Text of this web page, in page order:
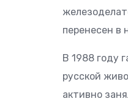
перенесен в
В 1988 году
русской
активно